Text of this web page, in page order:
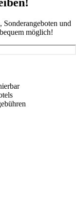
und
möglich!